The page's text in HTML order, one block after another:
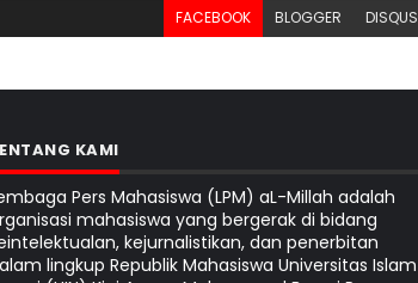
FACEBOOK BLOGGER DISQUS
KAMI
Pers Mahasiswa (LPM) aL-Millah adalah
mahasiswa yang bergerak di bidang
kejurnalistikan, dan penerbitan
lingkup Republik Mahasiswa Universitas Islam